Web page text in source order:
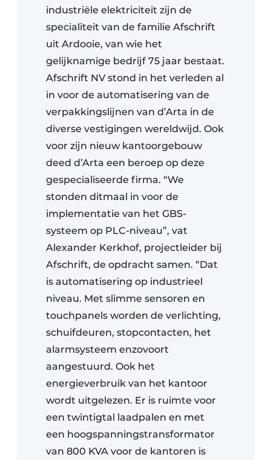
industriële elektriciteit zijn de
specialiteit van de familie Afschrift
uit Ardooie, van wie het
gelijknamige bedrijf 75 jaar bestaat.
Afschrift NV stond in het verleden al
in voor de automatisering van de
verpakkingslijnen van d’Arta in de
diverse vestigingen wereldwijd. Ook
voor zijn nieuw kantoorgebouw
deed d’Arta een beroep op deze
gespecialiseerde firma. “We
stonden ditmaal in voor de
implementatie van het GBS-
systeem op PLC-niveau”, vat
Alexander Kerkhof, projectleider bij
Afschrift, de opdracht samen. “Dat
is automatisering op industrieel
niveau. Met slimme sensoren en
touchpanels worden de verlichting,
schuifdeuren, stopcontacten, het
alarmsysteem enzovoort
aangestuurd. Ook het
energieverbruik van het kantoor
wordt uitgelezen. Er is ruimte voor
een twintigtal laadpalen en met
een hoogspanningstransformator
van 800 KVA voor de kantoren is